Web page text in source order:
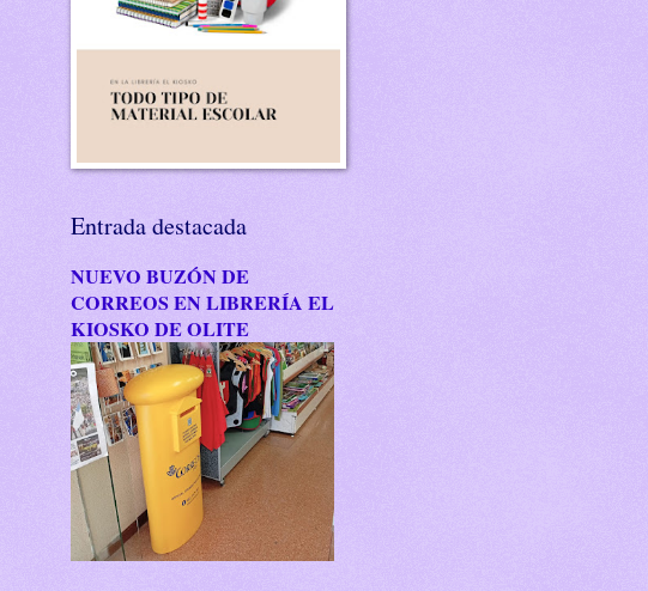
Entrada destacada
NUEVO BUZÓN DE
CORREOS EN LIBRERÍA EL
KIOSKO DE OLITE